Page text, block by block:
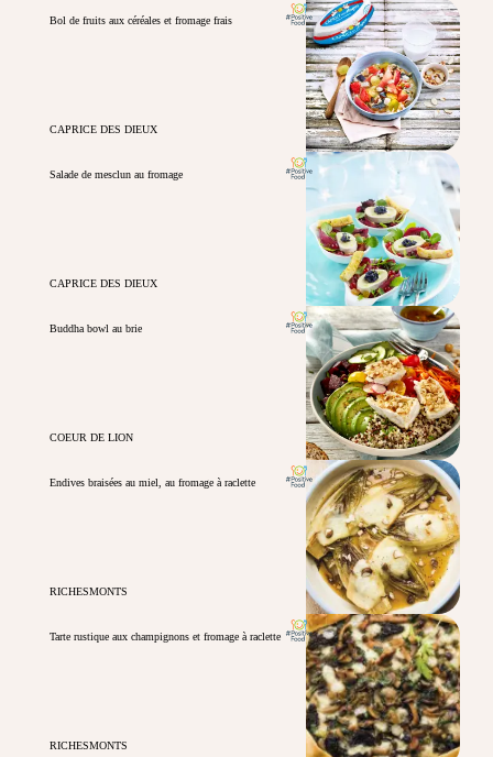
Bol de fruits aux céréales et fromage frais
CAPRICE DES DIEUX
Salade de mesclun au fromage
CAPRICE DES DIEUX
Buddha bowl au brie
COEUR DE LION
Endives braisées au miel, au fromage à raclette
RICHESMONTS
Tarte rustique aux champignons et fromage à raclette
RICHESMONTS